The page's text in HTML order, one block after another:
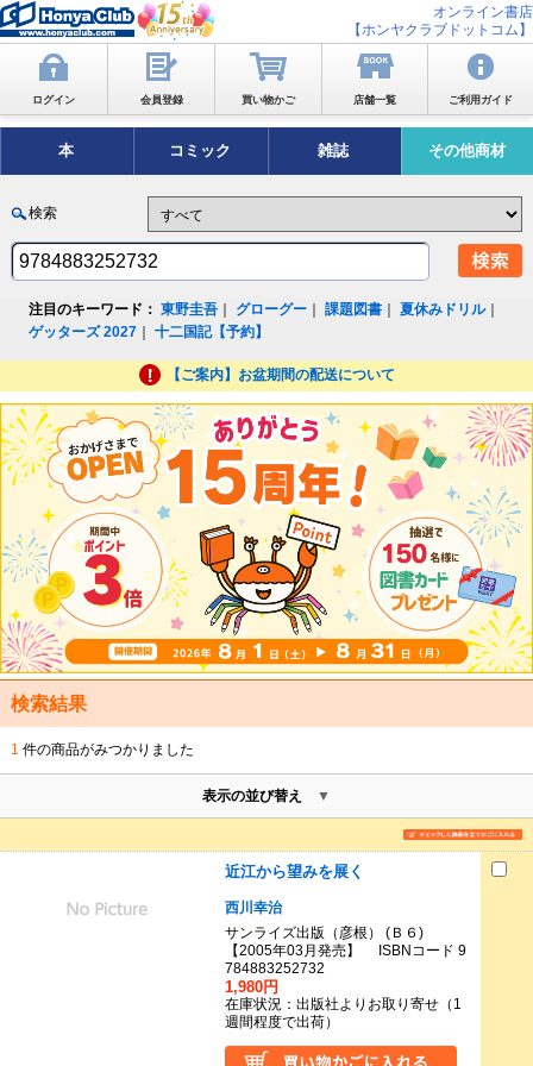
オンライン書店
【ホンヤクラブドットコム】
ログイン 会員登録 買い物かご 店舗一覧 ご利用ガイド
本 コミック 雑誌 その他商材
検索
注目のキーワード： 東野圭吾 グローグー ｜課題図書 ｜夏休みドリル｜
ゲッターズ 2027 ｜十二国記【予約】
【ご案内】お盆期間の配送について
検索結果
1 件の商品がみつかりました
表示の並び替え
近江から望みを展く
西川幸治
サンライズ出版（彦根） (Ｂ６)
【2005年03月発売】 ISBNコード 9
784883252732
1,980円
在庫状況：出版社よりお取り寄せ（1
週間程度で出荷）